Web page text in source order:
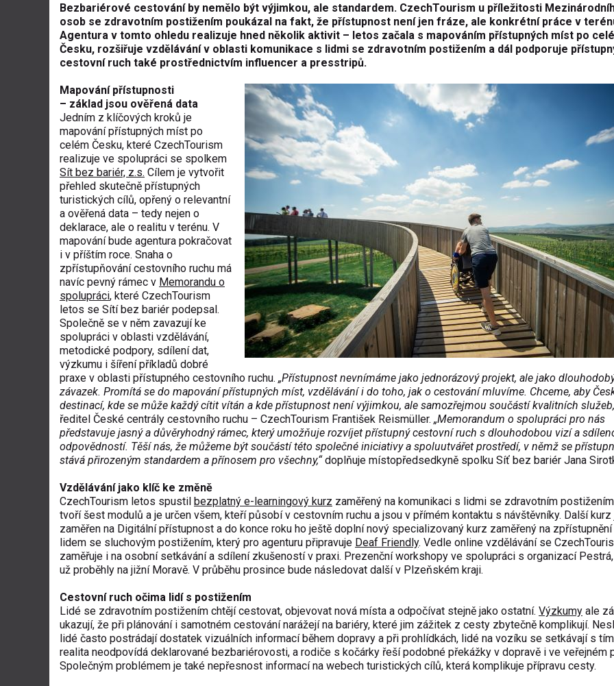
Bezbariérové cestování by nemělo být výjimkou, ale standardem. CzechTourism u příležitosti
osob se zdravotním postižením poukázal na fakt, že přístupnost není jen fráze, ale konkrétní práce v
Agentura v tomto ohledu realizuje hned několik aktivit – letos začala s mapováním přístupných míst po
Česku, rozšiřuje vzdělávání v oblasti komunikace s lidmi se zdravotním postižením a dál podporuje
cestovní ruch také prostřednictvím influencer a presstripů.
Mapování přístupnosti
– základ jsou ověřená data
Jedním z klíčových kroků je
mapování přístupných míst po
celém Česku, které CzechTourism
realizuje ve spolupráci se spolkem
Sít bez bariér, z.s. Cílem je vytvořit
přehled skutečně přístupných
turistických cílů, opřený o relevantní
a ověřená data – tedy nejen o
deklarace, ale o realitu v terénu. V
mapování bude agentura pokračovat
i v příštím roce. Snaha o
zpřístupňování cestovního ruchu má
navíc pevný rámec v Memorandu o
spolupráci, které CzechTourism
letos se Sítí bez bariér podepsal.
Společně se v něm zavazují ke
spolupráci v oblasti vzdělávání,
metodické podpory, sdílení dat,
výzkumu i šíření příkladů dobré
praxe v oblasti přístupného cestovního ruchu. „Přístupnost nevnímáme jako jednorázový projekt, ale jako
závazek. Promítá se do mapování přístupných míst, vzdělávání i do toho, jak o cestování mluvíme. Chceme, aby
destinací, kde se může každý cítit vítán a kde přístupnost není výjimkou, ale samozřejmou součástí kvalitních
ředitel České centrály cestovního ruchu – CzechTourism František Reismüller. „Memorandum o spolupráci pro nás
představuje jasný a důvěryhodný rámec, který umožňuje rozvíjet přístupný cestovní ruch s dlouhodobou vizí a
odpovědností. Těší nás, že můžeme být součástí této společné iniciativy a spoluutvářet prostředí, v němž se
stává přirozeným standardem a přínosem pro všechny,“doplňuje místopředsedkyně spolku Síť bez bariér Jana
Vzdělávání jako klíč ke změně
CzechTourism letos spustil bezplatný e-learningový kurz zaměřený na komunikaci s lidmi se zdravotním
tvoří šest modulů a je určen všem, kteří působí v cestovním ruchu a jsou v přímém kontaktu s návštěvníky. Další kurz
zaměřen na Digitální přístupnost a do konce roku ho ještě doplní nový specializovaný kurz zaměřený na
lidem se sluchovým postižením, který pro agenturu připravuje Deaf Friendly. Vedle online vzdělávání se
zaměřuje i na osobní setkávání a sdílení zkušeností v praxi. Prezenční workshopy ve spolupráci s organizací
už proběhly na jižní Moravě. V průběhu prosince bude následovat další v Plzeňském kraji.
Cestovní ruch očima lidí s postižením
Lidé se zdravotním postižením chtějí cestovat, objevovat nová místa a odpočívat stejně jako ostatní. Výzkumy ale
ukazují, že při plánování i samotném cestování narážejí na bariéry, které jim zážitek z cesty zbytečně komplikují.
lidé často postrádají dostatek vizuálních informací během dopravy a při prohlídkách, lidé na vozíku se setkávají s
realita neodpovídá deklarované bezbariérovosti, a rodiče s kočárky řeší podobné překážky v dopravě i ve veřejném
Společným problémem je také nepřesnost informací na webech turistických cílů, která komplikuje přípravu cesty.